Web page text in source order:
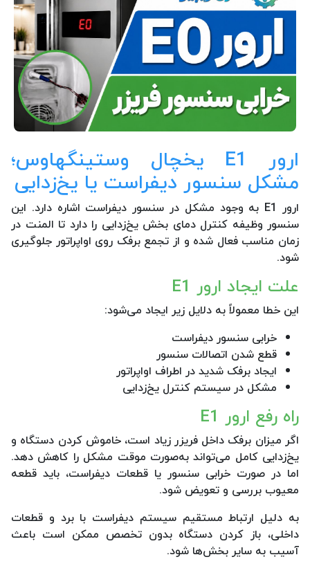
ارور E1 یخچال وستینگهاوس؛
مشکل سنسور دیفراست یا یخ‌زدایی
ارور E1 به وجود مشکل در سنسور دیفراست اشاره دارد. این
سنسور وظیفه کنترل دمای بخش یخ‌زدایی را دارد تا المنت در
زمان مناسب فعال شده و از تجمع برفک روی اواپراتور جلوگیری
شود.
علت ایجاد ارور E1
این خطا معمولاً به دلایل زیر ایجاد می‌شود:
خرابی سنسور دیفراست
قطع شدن اتصالات سنسور
ایجاد برفک شدید در اطراف اواپراتور
مشکل در سیستم کنترل یخ‌زدایی
راه رفع ارور E1
اگر میزان برفک داخل فریزر زیاد است، خاموش کردن دستگاه و
یخ‌زدایی کامل می‌تواند به‌صورت موقت مشکل را کاهش دهد.
اما در صورت خرابی سنسور یا قطعات دیفراست، باید قطعه
معیوب بررسی و تعویض شود.
به دلیل ارتباط مستقیم سیستم دیفراست با برد و قطعات
داخلی، باز کردن دستگاه بدون تخصص ممکن است باعث
آسیب به سایر بخش‌ها شود.